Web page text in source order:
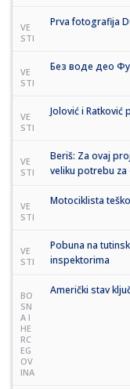
VE
STI
Prva fotografija
VE
STI
Без воде део
VE
STI
Jolović i Ratković
VE
STI
Beriš: Za ovaj
veliku potrebu za
VE
STI
Motociklista
VE
STI
Pobuna na
inspektorima
BO
SN
A I
HE
RC
EG
OV
INA
Američki stav